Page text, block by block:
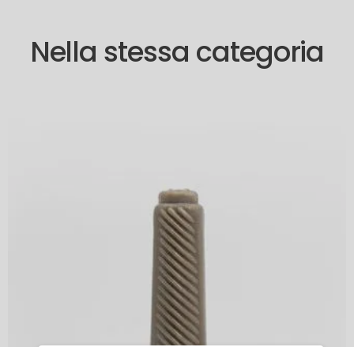
Nella stessa categoria